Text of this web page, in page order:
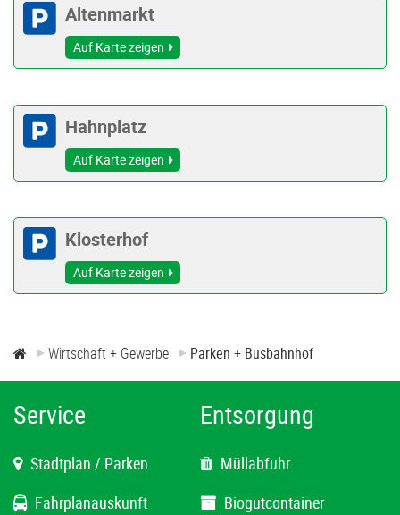
Altenmarkt
Auf Karte zeigen
Hahnplatz
Auf Karte zeigen
Klosterhof
Auf Karte zeigen
Wirtschaft + Gewerbe Parken + Busbahnhof
Service
Stadtplan / Parken
Fahrplanauskunft
Entsorgung
Müllabfuhr
Biogutcontainer